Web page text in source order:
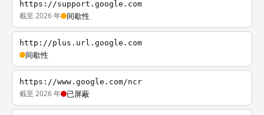
https://support.google.com
截至 2026 年 间歇性
http://plus.url.google.com
间歇性
https://www.google.com/ncr
截至 2026 年 已屏蔽